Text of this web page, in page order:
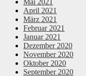
Mai 2021
April 2021
März 2021
Februar 2021
Januar 2021
Dezember 2020
November 2020
Oktober 2020
September 2020